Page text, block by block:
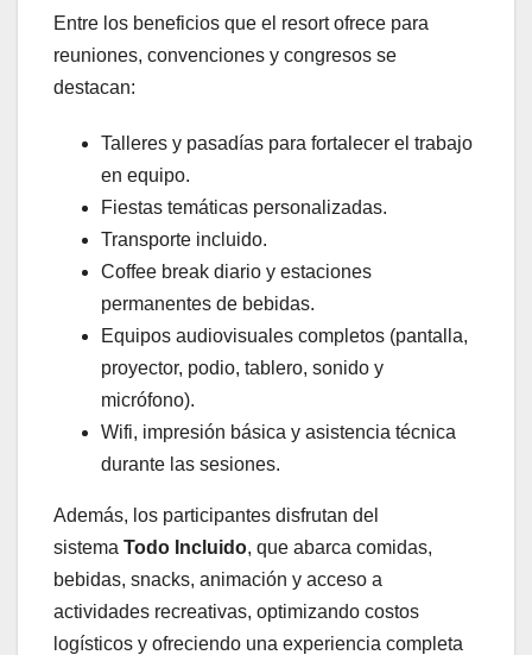
Entre los beneficios que el resort ofrece para
reuniones, convenciones y congresos se
destacan:
Talleres y pasadías para fortalecer el trabajo
en equipo.
Fiestas temáticas personalizadas.
Transporte incluido.
Coffee break diario y estaciones
permanentes de bebidas.
Equipos audiovisuales completos (pantalla,
proyector, podio, tablero, sonido y
micrófono).
Wifi, impresión básica y asistencia técnica
durante las sesiones.
Además, los participantes disfrutan del
sistema Todo Incluido, que abarca comidas,
bebidas, snacks, animación y acceso a
actividades recreativas, optimizando costos
logísticos y ofreciendo una experiencia completa